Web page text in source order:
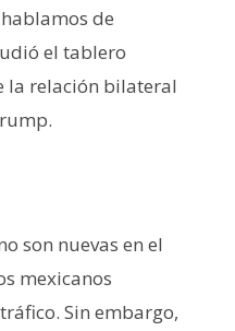
de
el tablero
la relación bilateral
son nuevas en el
mexicanos
Sin embargo,